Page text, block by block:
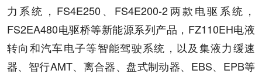
力系统，FS4E250、FS4E200-2两款电驱系统，
FS2EA480电驱桥等新能源系列产品，FZ110EH电液
转向和汽车电子等智能驾驶系统，以及集液力缓速
器、智行AMT、离合器、盘式制动器、EBS、EPB等